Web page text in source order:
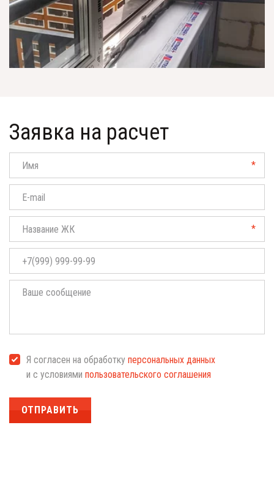
Заявка на расчет
*
*
Я согласен на обработку персональных данных
и с условиями пользовательского соглашения
ОТПРАВИТЬ